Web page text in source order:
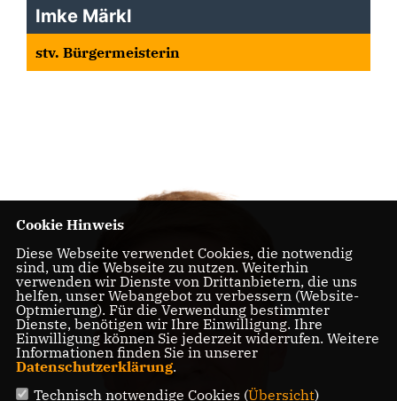
Imke Märkl
stv. Bürgermeisterin
Cookie Hinweis
Diese Webseite verwendet Cookies, die notwendig
sind, um die Webseite zu nutzen. Weiterhin
verwenden wir Dienste von Drittanbietern, die uns
helfen, unser Webangebot zu verbessern (Website-
Optmierung). Für die Verwendung bestimmter
Dienste, benötigen wir Ihre Einwilligung. Ihre
Einwilligung können Sie jederzeit widerrufen. Weitere
Informationen finden Sie in unserer
Datenschutzerklärung.
Technisch notwendige Cookies (Übersicht)